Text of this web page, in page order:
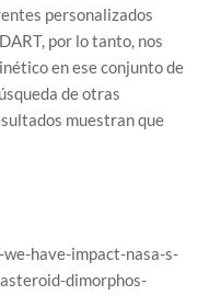
personalizados
por lo tanto, nos
en ese conjunto de
de otras
muestran que
have-impact-nasa-s-
dimorphos-